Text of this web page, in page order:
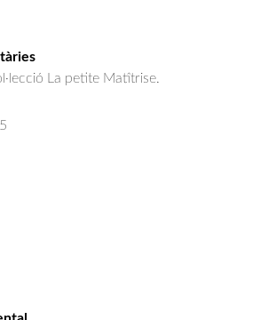
La petite Matîtrise.